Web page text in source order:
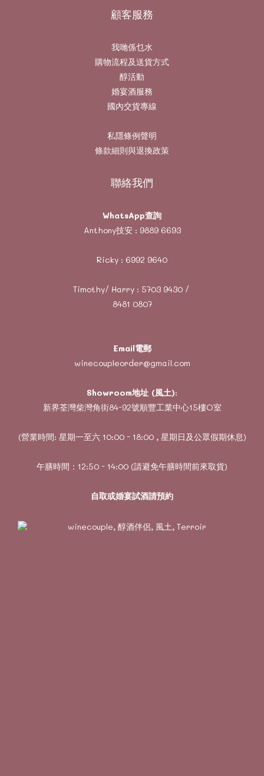
顧客服務
我哋係乜水
購物流程及送貨方式
醇活動
婚宴酒服務
國內交貨專線
私隱條例聲明
條款細則與退換政策
聯絡我們
WhatsApp查詢
Anthony技安 : 9889 6693
Ricky : 6992 9640
Timothy/ Harry : 5703 9430/
8481 0807
Email電郵
winecoupleorder@gmail.com
Showroom地址 (風土):
新界荃灣柴灣角街84-92號順豐工業中心15樓O室
(營業時間: 星期一至六 10:00 - 18:00 , 星期日及公眾假期休息)
午膳時間：12:50 - 14:00 (請避免午膳時間前來取貨)
自取或婚宴試酒請預約